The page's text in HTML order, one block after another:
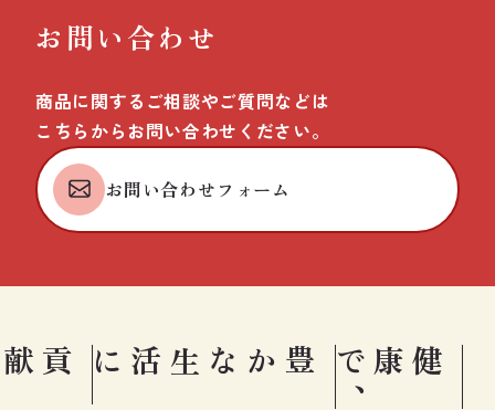
お問い合わせ
商品に関するご相談やご質問などは
こちらからお問い合わせください。
お問い合わせフォーム
健康で
、
豊かな生活に